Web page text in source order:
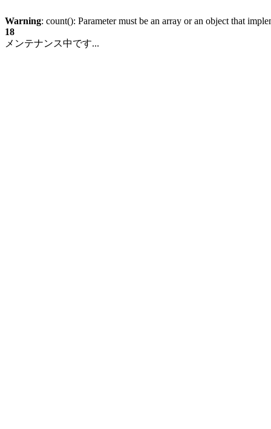
Warning: count(): Parameter must be an array or an object that
18
メンテナンス中です...